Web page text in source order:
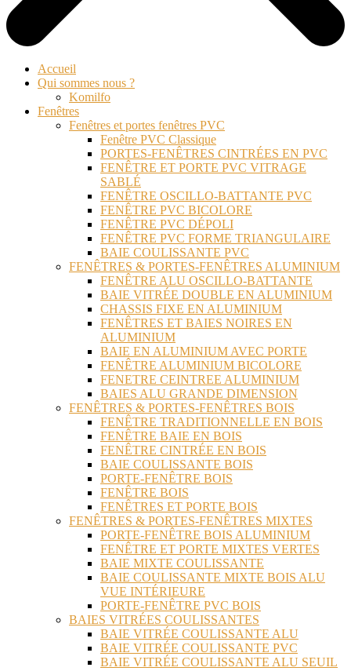
Accueil
Qui sommes nous ?
Komilfo
Fenêtres
Fenêtres et portes fenêtres PVC
Fenêtre PVC Classique
PORTES-FENÊTRES CINTRÉES EN PVC
FENÊTRE ET PORTE PVC VITRAGE
SABLÉ
FENÊTRE OSCILLO-BATTANTE PVC
FENÊTRE PVC BICOLORE
FENÊTRE PVC DÉPOLI
FENÊTRE PVC FORME TRIANGULAIRE
BAIE COULISSANTE PVC
FENÊTRES & PORTES-FENÊTRES ALUMINIUM
FENÊTRE ALU OSCILLO-BATTANTE
BAIE VITRÉE DOUBLE EN ALUMINIUM
CHASSIS FIXE EN ALUMINIUM
FENÊTRES ET BAIES NOIRES EN
ALUMINIUM
BAIE EN ALUMINIUM AVEC PORTE
FENÊTRE ALUMINIUM BICOLORE
FENETRE CEINTREE ALUMINIUM
BAIES ALU GRANDE DIMENSION
FENÊTRES & PORTES-FENÊTRES BOIS
FENÊTRE TRADITIONNELLE EN BOIS
FENÊTRE BAIE EN BOIS
FENÊTRE CINTRÉE EN BOIS
BAIE COULISSANTE BOIS
PORTE-FENÊTRE BOIS
FENÊTRE BOIS
FENÊTRES ET PORTE BOIS
FENÊTRES & PORTES-FENÊTRES MIXTES
PORTE-FENÊTRE BOIS ALUMINIUM
FENÊTRE ET PORTE MIXTES VERTES
BAIE MIXTE COULISSANTE
BAIE COULISSANTE MIXTE BOIS ALU
VUE INTÉRIEURE
PORTE-FENÊTRE PVC BOIS
BAIES VITRÉES COULISSANTES
BAIE VITRÉE COULISSANTE ALU
BAIE VITRÉE COULISSANTE PVC
BAIE VITRÉE COULISSANTE ALU SEUIL